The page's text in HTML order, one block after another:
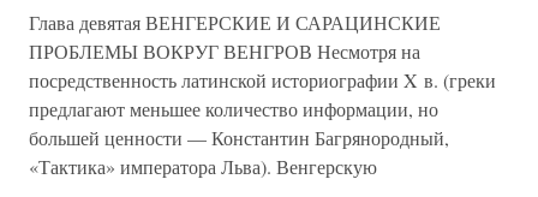
Глава девятая ВЕНГЕРСКИЕ И САРАЦИНСКИЕ
ПРОБЛЕМЫ ВОКРУГ ВЕНГРОВ Несмотря на
посредственность латинской историографии X в. (греки
предлагают меньшее количество информации, но
большей ценности — Константин Багрянородный,
«Тактика» императора Льва). Венгерскую